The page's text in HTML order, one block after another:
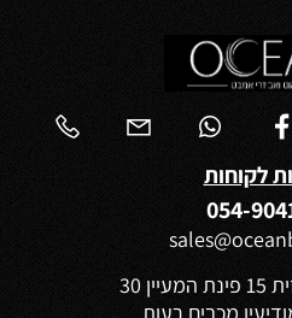
לקוחות
054-
30